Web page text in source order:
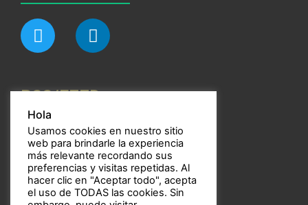
RSS/FEED
Bulbos
Hola
Usamos cookies en nuestro sitio
web para brindarle la experiencia
más relevante recordando sus
preferencias y visitas repetidas. Al
hacer clic en "Aceptar todo", acepta
el uso de TODAS las cookies. Sin